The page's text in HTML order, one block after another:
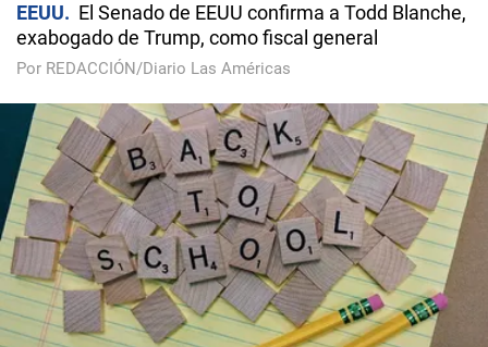
EEUU
El Senado de EEUU confirma a Todd Blanche,
exabogado de Trump, como fiscal general
Por REDACCIÓN/Diario Las Américas